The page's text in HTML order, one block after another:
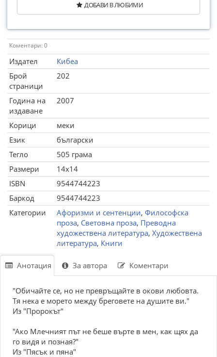
ДОБАВИ В ЛЮБИМИ
Коментари: 0
Издател
Кибеа
Брой
страници
202
Година на
издаване
2007
Корици
меки
Език
български
Тегло
505 грама
Размери
14x14
ISBN
9544744223
Баркод
9544744223
Категории
Афоризми и сентенции, Философска
проза, Световна проза, Преводна
художествена литература, Художествена
литература, Книги
Анотация За автора Коментари
"Обичайте се, но не превръщайте в окови любовта.
Тя нека е морето между бреговете на душите ви."
Из "Пророкът"
"Ако Млечният път не беше върте в мен, как щях да
го видя и позная?"
Из "Пясък и пяна"